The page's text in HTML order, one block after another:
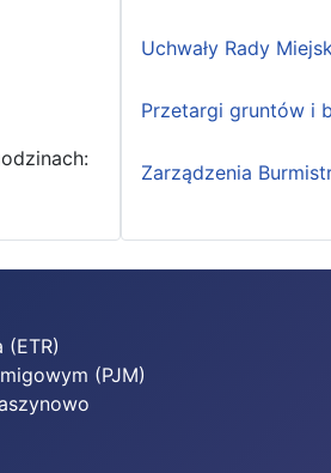
Uchwały Rady
Przetargi gruntów i
Zarządzenia
(PJM)